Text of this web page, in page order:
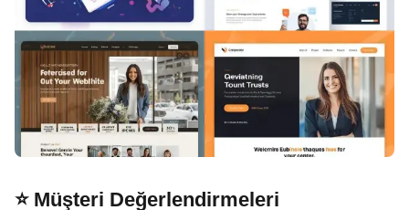
⭐ Müşteri Değerlendirmeleri